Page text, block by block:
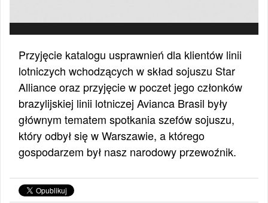
Przyjęcie katalogu usprawnień dla klientów linii
lotniczych wchodzących w skład sojuszu Star
Alliance oraz przyjęcie w poczet jego członków
brazylijskiej linii lotniczej Avianca Brasil były
głównym tematem spotkania szefów sojuszu,
który odbył się w Warszawie, a którego
gospodarzem był nasz narodowy przewoźnik.